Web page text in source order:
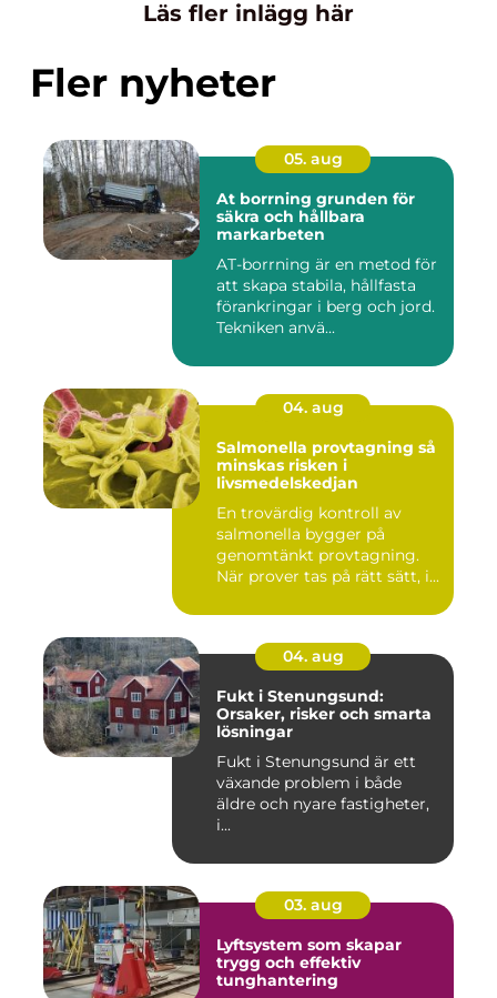
Läs fler inlägg här
Fler nyheter
05. aug
At borrning grunden för
säkra och hållbara
markarbeten
AT-borrning är en metod för
att skapa stabila, hållfasta
förankringar i berg och jord.
Tekniken anvä...
04. aug
Salmonella provtagning så
minskas risken i
livsmedelskedjan
En trovärdig kontroll av
salmonella bygger på
genomtänkt provtagning.
När prover tas på rätt sätt, i...
04. aug
Fukt i Stenungsund:
Orsaker, risker och smarta
lösningar
Fukt i Stenungsund är ett
växande problem i både
äldre och nyare fastigheter,
i...
03. aug
Lyftsystem som skapar
trygg och effektiv
tunghantering